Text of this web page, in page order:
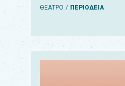
ΘΕΑΤΡΟ ΠΕΡΙΟΔΕΙΑ